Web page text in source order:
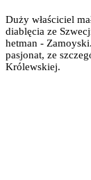
Duży właściciel
diablęcia ze
hetman -
pasjonat, ze
Królewskiej.